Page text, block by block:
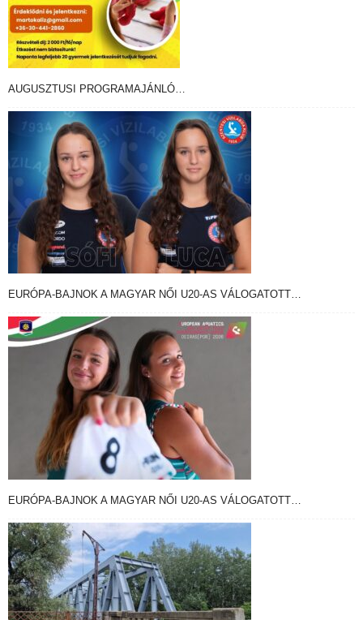
AUGUSZTUSI PROGRAMAJÁNLÓ…
EURÓPA-BAJNOK A MAGYAR NŐI U20-AS VÁLOGATOTT…
EURÓPA-BAJNOK A MAGYAR NŐI U20-AS VÁLOGATOTT…